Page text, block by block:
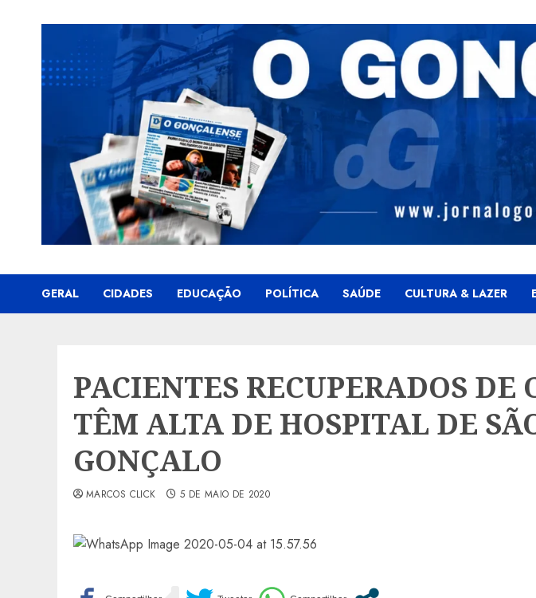
GERAL CIDADES EDUCAÇÃO POLÍTICA SAÚDE CULTURA & LAZER
PACIENTES RECUPERADOS DE
TÊM ALTA DE HOSPITAL DE
GONÇALO
MARCOS CLICK 5 DE MAIO DE 2020